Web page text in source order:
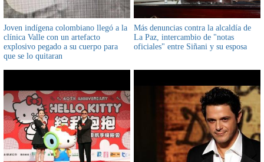
Joven indígena colombiano llegó a la
clínica Valle con un artefacto
explosivo pegado a su cuerpo para
que se lo quitaran
Más denuncias contra la alcaldía de
La Paz, intercambio de "notas
oficiales" entre Siñani y su esposa